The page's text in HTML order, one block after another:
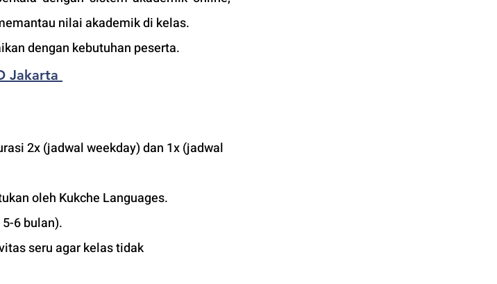
nilai akademik di kelas.
dengan kebutuhan peserta.
Jakarta
2x (jadwal weekday) dan 1x (jadwal
oleh Kukche Languages.
6 bulan).
seru agar kelas tidak